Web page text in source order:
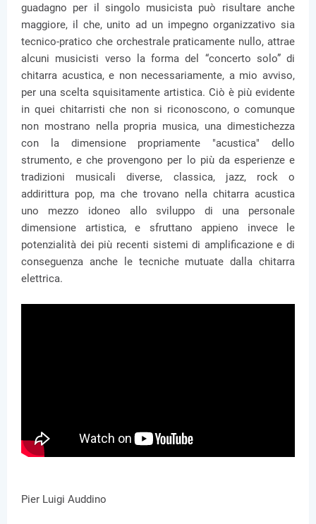
guadagno per il singolo musicista può risultare anche
maggiore, il che, unito ad un impegno organizzativo sia
tecnico-pratico che orchestrale praticamente nullo, attrae
alcuni musicisti verso la forma del “concerto solo” di
chitarra acustica, e non necessariamente, a mio avviso,
per una scelta squisitamente artistica. Ciò è più evidente
in quei chitarristi che non si riconoscono, o comunque
non mostrano nella propria musica, una dimestichezza
con la dimensione propriamente "acustica" dello
strumento, e che provengono per lo più da esperienze e
tradizioni musicali diverse, classica, jazz, rock o
addirittura pop, ma che trovano nella chitarra acustica
uno mezzo idoneo allo sviluppo di una personale
dimensione artistica, e sfruttano appieno invece le
potenzialità dei più recenti sistemi di amplificazione e di
conseguenza anche le tecniche mutuate dalla chitarra
elettrica.
Pier Luigi Auddino